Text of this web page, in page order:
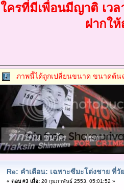
ใครที่มีเพื่อนมีญาติ เว
ฝากใ
ภาพนี้ได้ถูกเปลี่ยนขนาด ขนาดต้น
Re: คำเตือน: เฉพาะซีมะโด่งชาย ที่
« ตอบ #3 เมื่อ:20 กุมภาพันธ์ 2553, 05:01:52 »